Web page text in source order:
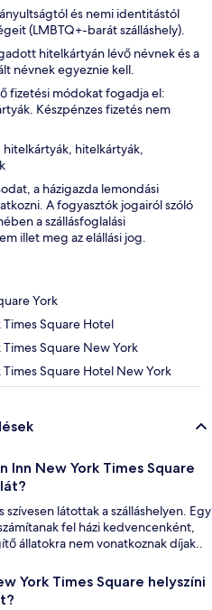
és nemi identitástól
(LMBTQ+-barát szálláshely).
hitelkártyán lévő névnek és a
névnek egyeznie kell.
fizetési módokat fogadja el:
Készpénzes fizetés nem
hitelkártyák,
a házigazda lemondási
A fogyasztók jogairól szóló
a szállásfoglalási
illet meg az elállási jog.
York
Square Hotel
Square New York
Square Hotel New York
Inn New York Times Square
szívesen látottak a szálláshelyen. Egy
fel házi kedvencenként,
állatokra nem vonatkoznak díjak..
York Times Square helyszíni